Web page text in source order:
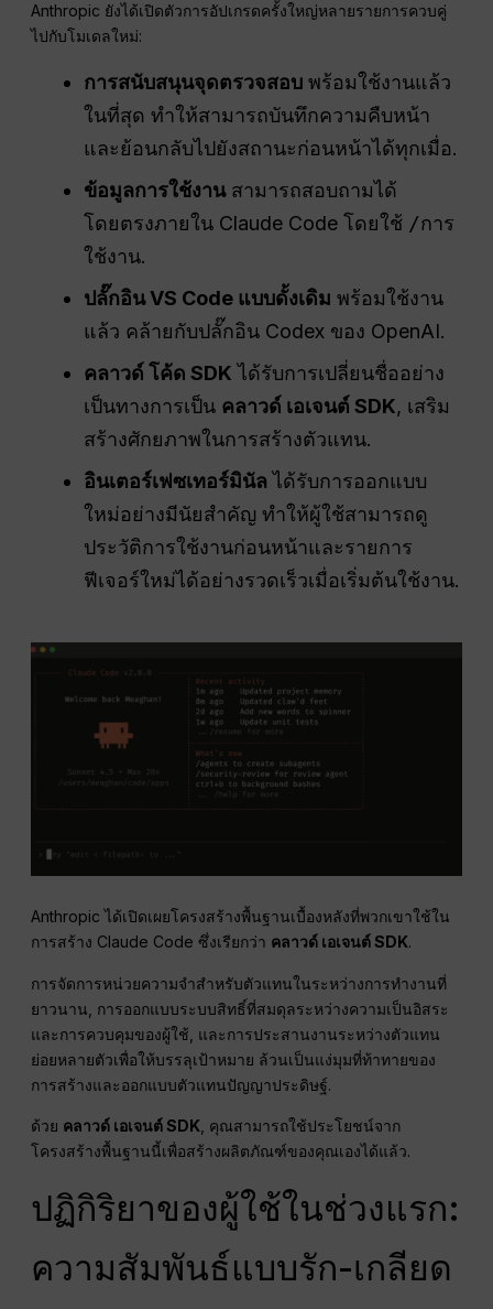
Anthropic ยังได้เปิดตัวการอัปเกรดครั้งใหญ่หลายรายการควบคู่
ไปกับโมเดลใหม่:
การสนับสนุนจุดตรวจสอบ พร้อมใช้งานแล้ว
ในที่สุด ทำให้สามารถบันทึกความคืบหน้า
และย้อนกลับไปยังสถานะก่อนหน้าได้ทุกเมื่อ.
ข้อมูลการใช้งานสามารถสอบถามได้
โดยตรงภายใน Claude Code โดยใช้ /การ
ใช้งาน.
ปลั๊กอิน VS Code แบบดั้งเดิม พร้อมใช้งาน
แล้ว คล้ายกับปลั๊กอิน Codex ของ OpenAI.
คลาวด์ โค้ด SDK ได้รับการเปลี่ยนชื่ออย่าง
เป็นทางการเป็น คลาวด์ เอเจนต์ SDK, เสริม
สร้างศักยภาพในการสร้างตัวแทน.
อินเตอร์เฟซเทอร์มินัล ได้รับการออกแบบ
ใหม่อย่างมีนัยสำคัญ ทำให้ผู้ใช้สามารถดู
ประวัติการใช้งานก่อนหน้าและรายการ
ฟีเจอร์ใหม่ได้อย่างรวดเร็วเมื่อเริ่มต้นใช้งาน.
Anthropic ได้เปิดเผยโครงสร้างพื้นฐานเบื้องหลังที่พวกเขาใช้ใน
การสร้าง Claude Code ซึ่งเรียกว่า คลาวด์ เอเจนต์ SDK.
การจัดการหน่วยความจำสำหรับตัวแทนในระหว่างการทำงานที่
ยาวนาน, การออกแบบระบบสิทธิ์ที่สมดุลระหว่างความเป็นอิสระ
และการควบคุมของผู้ใช้, และการประสานงานระหว่างตัวแทน
ย่อยหลายตัวเพื่อให้บรรลุเป้าหมาย ล้วนเป็นแง่มุมที่ท้าทายของ
การสร้างและออกแบบตัวแทนปัญญาประดิษฐ์.
ด้วย คลาวด์ เอเจนต์ SDK , คุณสามารถใช้ประโยชน์จาก
โครงสร้างพื้นฐานนี้เพื่อสร้างผลิตภัณฑ์ของคุณเองได้แล้ว.
ปฏิกิริยาของผู้ใช้ในช่วงแรก:
ความสัมพันธ์แบบรัก-เกลียด